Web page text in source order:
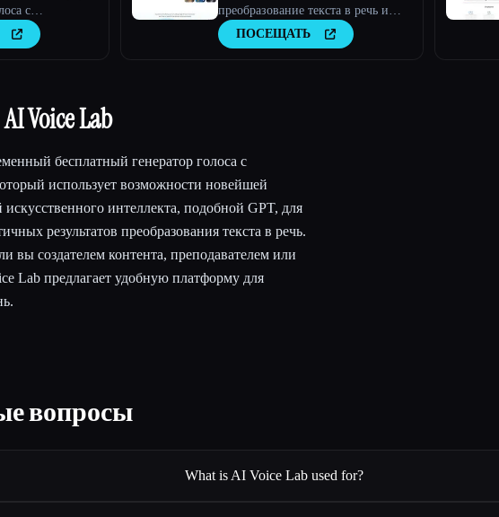
с
|
в речь и
преобразование текста в речь и
клонирование голоса
ПОСЕЩАТЬ
Voice Lab
бесплатный генератор голоса с
использует возможности новейшей
интеллекта, подобной GPT, для
результатов преобразования текста в речь.
вы создателем контента, преподавателем или
Lab предлагает удобную платформу для
вопросы
What is AI Voice Lab used for?